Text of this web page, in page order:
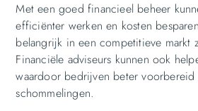
Met een goed financieel beheer
efficiënter werken en kosten
belangrijk in een competitieve markt
Financiële adviseurs kunnen ook
waardoor bedrijven beter
schommelingen.